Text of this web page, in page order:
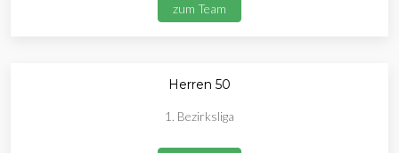
zum Team
Herren 50
1. Bezirksliga